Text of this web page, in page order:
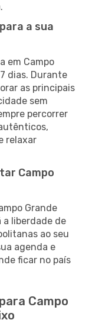
a sua
em Campo
dias. Durante
as principais
sem
percorrer
relaxar
Campo
Grande
a liberdade de
ao seu
agenda e
ficar no país
Campo